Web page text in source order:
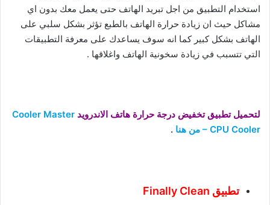
استخدام التطبيق من اجل تبريد الهاتف حتى يعمل معك بدون اي
مشاكل حيث ان زيادة حرارة الهاتف بالطبع تؤثر بشكل سلبي على
الهاتف بشكل كبير كما انه سوف يساعدك على معرفة التطبيقات
التي تتسبب في زيادة سخونية الهاتف واغلاقها .
لتحميل تطبيق تخفيض درجة حرارة هاتف الاندرويد Cooler Master
– CPU Cooler من هنا
.
تطبيق Finally Clean